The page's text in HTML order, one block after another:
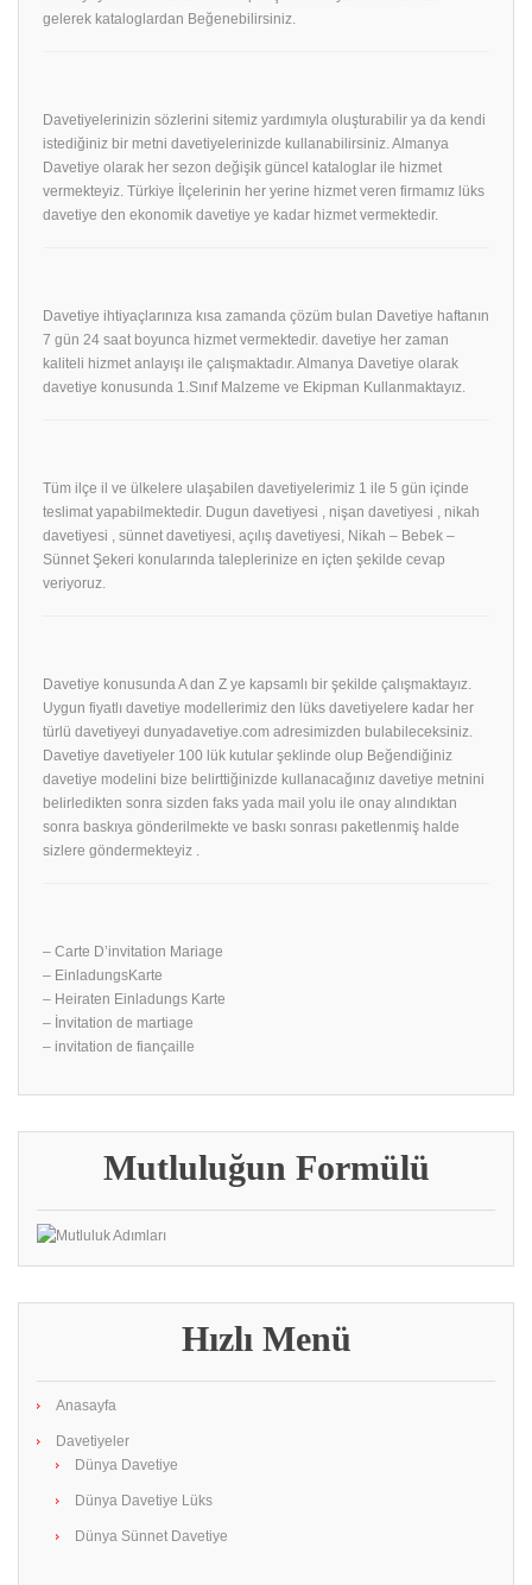
gelerek kataloglardan Beğenebilirsiniz.
Davetiyelerinizin sözlerini sitemiz yardımıyla oluşturabilir ya da kendi
istediğiniz bir metni davetiyelerinizde kullanabilirsiniz. Almanya
Davetiye olarak her sezon değişik güncel kataloglar ile hizmet
vermekteyiz. Türkiye İlçelerinin her yerine hizmet veren firmamız lüks
davetiye den ekonomik davetiye ye kadar hizmet vermektedir.
Davetiye ihtiyaçlarınıza kısa zamanda çözüm bulan Davetiye haftanın
7 gün 24 saat boyunca hizmet vermektedir. davetiye her zaman
kaliteli hizmet anlayışı ile çalışmaktadır. Almanya Davetiye olarak
davetiye konusunda 1.Sınıf Malzeme ve Ekipman Kullanmaktayız.
Tüm ilçe il ve ülkelere ulaşabilen davetiyelerimiz 1 ile 5 gün içinde
teslimat yapabilmektedir. Dugun davetiyesi , nişan davetiyesi , nikah
davetiyesi , sünnet davetiyesi, açılış davetiyesi, Nikah – Bebek –
Sünnet Şekeri konularında taleplerinize en içten şekilde cevap
veriyoruz.
Davetiye konusunda A dan Z ye kapsamlı bir şekilde çalışmaktayız.
Uygun fiyatlı davetiye modellerimiz den lüks davetiyelere kadar her
türlü davetiyeyi dunyadavetiye.com adresimizden bulabileceksiniz.
Davetiye davetiyeler 100 lük kutular şeklinde olup Beğendiğiniz
davetiye modelini bize belirttiğinizde kullanacağınız davetiye metnini
belirledikten sonra sizden faks yada mail yolu ile onay alındıktan
sonra baskıya gönderilmekte ve baskı sonrası paketlenmiş halde
sizlere göndermekteyiz .
– Carte D’invitation Mariage
– EinladungsKarte
– Heiraten Einladungs Karte
– İnvitation de martiage
– invitation de fiançaille
Mutluluğun Formülü
Hızlı Menü
Anasayfa
Davetiyeler
Dünya Davetiye
Dünya Davetiye Lüks
Dünya Sünnet Davetiye